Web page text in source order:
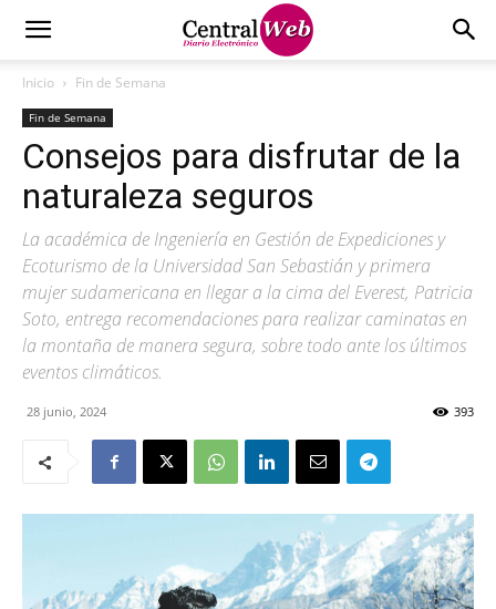
Inicio Fin de Semana
Fin de Semana
Consejos para disfrutar de la
naturaleza seguros
La académica de Ingeniería en Gestión de Expediciones y
Ecoturismo de la Universidad San Sebastián y primera
mujer sudamericana en llegar a la cima del Everest, Patricia
Soto, entrega recomendaciones para realizar caminatas en
la montaña de manera segura, sobre todo ante los últimos
eventos climáticos.
28 junio, 2024 393